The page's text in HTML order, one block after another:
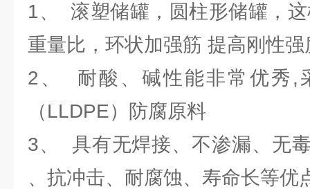
1、 滚塑储罐，圆柱形储罐，
重量比，环状加强筋 提高刚性强
2、 耐酸、碱性能非常优秀,
（LLDPE）防腐原料
3、 具有无焊接、不渗漏、无
、抗冲击、耐腐蚀、寿命长等优